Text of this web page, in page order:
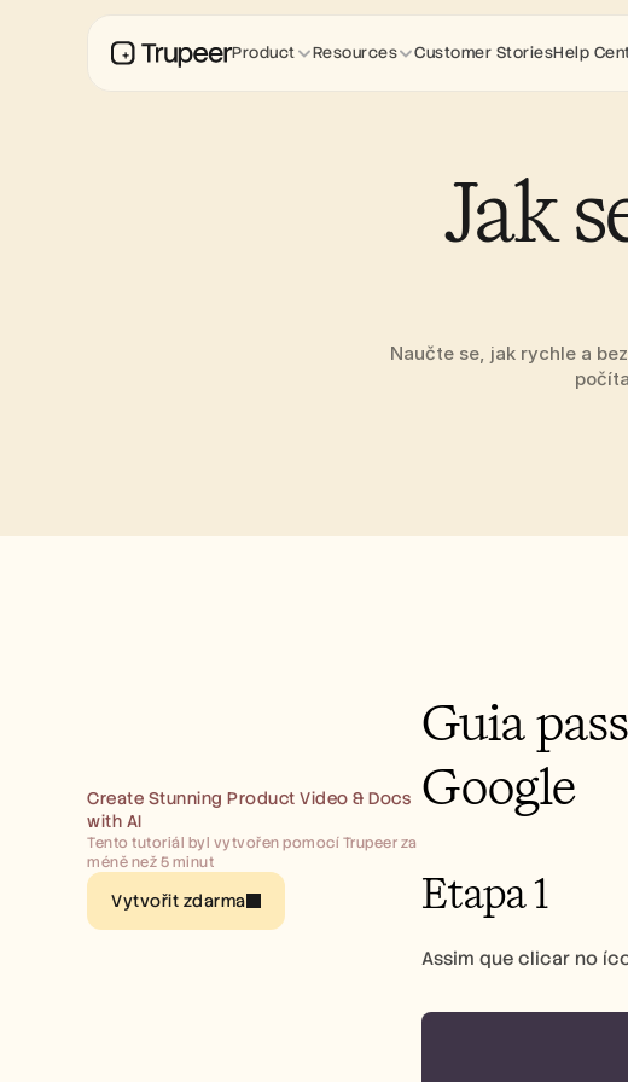
Jak
Naučte se, jak rychle a
Create Stunning Product Video & Docs
with AI
Tento tutoriál byl vytvořen pomocí Trupeer za
méně než 5 minut
Vytvořit zdarma
Guia
Google
Etapa 1
Assim que clicar no
Product Resources Customer StoriesHelp